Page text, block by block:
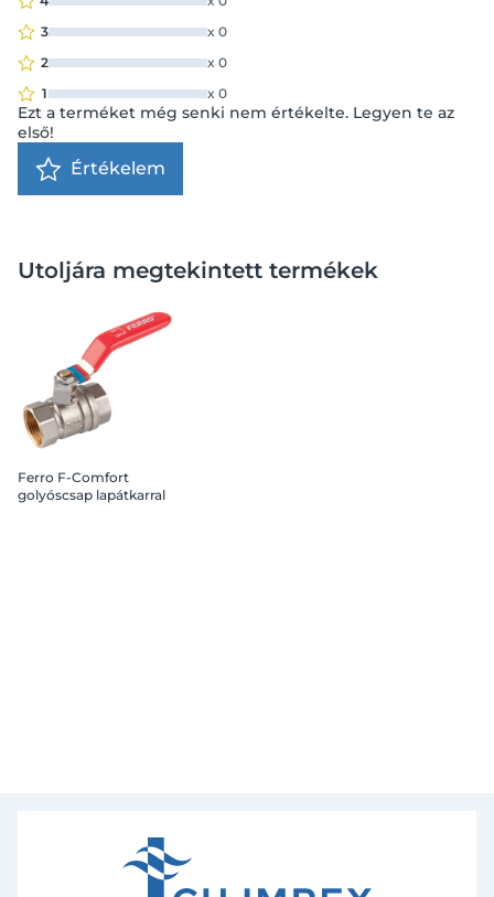
3
x 0
2
x 0
1
x 0
Ezt a terméket még senki nem értékelte. Legyen te az
első!
Értékelem
Utoljára megtekintett termékek
Ferro F-Comfort
golyóscsap lapátkarral